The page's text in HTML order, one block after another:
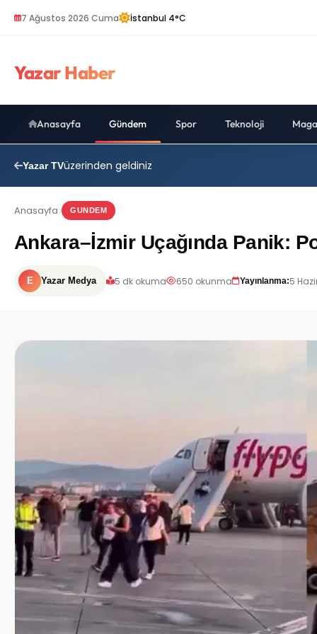
7 Ağustos 2026 Cuma İstanbul 4°C
Yazar Haber
Anasayfa Gündem Spor Teknoloji
Yazar TVüzerinden geldiniz
Anasayfa GUNDEM
Ankara–İzmir Uçağında Panik:
E Yazar Medya 5 dk okuma 650 okunma Yayınlanma:5